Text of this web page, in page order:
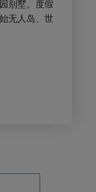
别墅。度假
无人岛、世